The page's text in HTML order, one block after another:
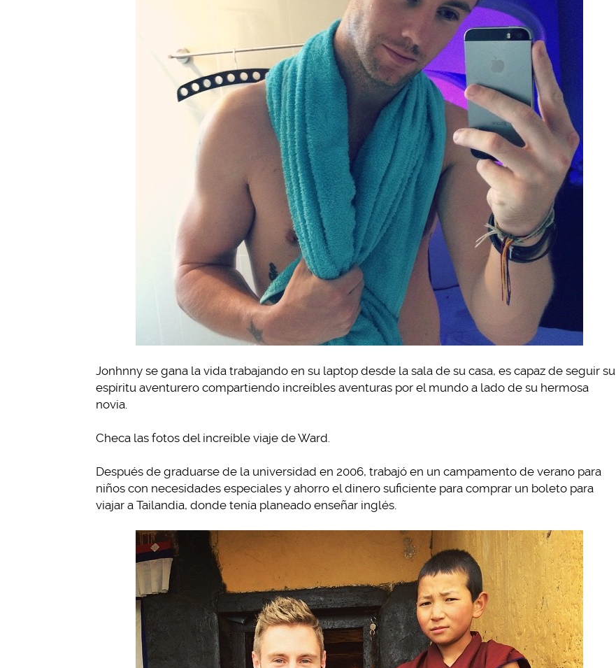
Jonhnny se gana la vida trabajando en su laptop desde la sala de su casa, es capaz de seguir su
espíritu aventurero compartiendo increíbles aventuras por el mundo a lado de su hermosa
novia.
Checa las fotos del increíble viaje de Ward.
Después de graduarse de la universidad en 2006, trabajó en un campamento de verano para
niños con necesidades especiales y ahorro el dinero suficiente para comprar un boleto para
viajar a Tailandia, donde tenía planeado enseñar inglés.